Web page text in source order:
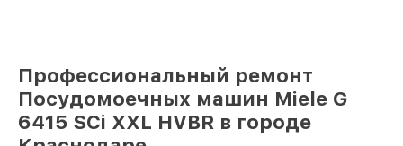
Профессиональный ремонт
Посудомоечных машин Miele G
6415 SCi XXL HVBR в городе